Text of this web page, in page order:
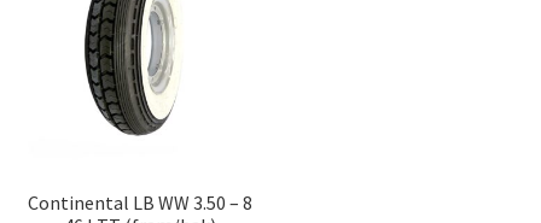
Continental LB WW 3.50 – 8